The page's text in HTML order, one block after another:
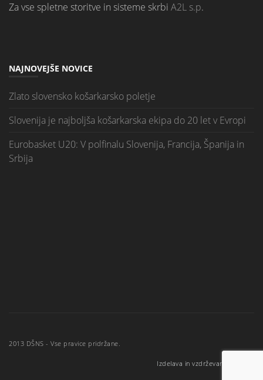
Za vse spletne storitve in sisteme skrbi A2L s.p.
NAJNOVEJŠE NOVICE
Zlato slovensko košarkarsko poletje
Slovenija je najboljša košarkarska ekipa do 20 let v Evropi
Eurobasket U20: V polfinalu Slovenija, Francija, Španija in
Srbija
2013 DŠNS - Vse pravice pridržane.
Izdelava in vzdrževanje